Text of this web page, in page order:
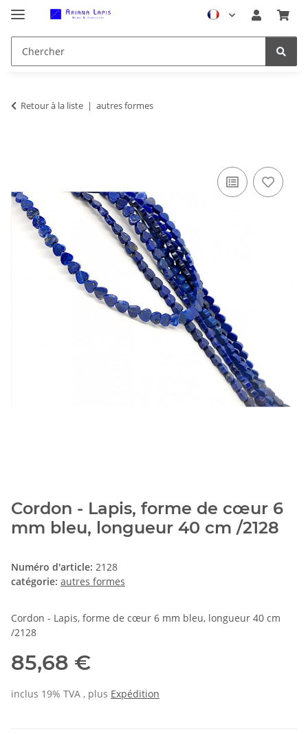
Retour à la liste autres formes
Cordon - Lapis, forme de cœur 6
mm bleu, longueur 40 cm /2128
Numéro d'article: 2128
catégorie: autres formes
Cordon - Lapis, forme de cœur 6 mm bleu, longueur 40 cm
/2128
85,68 €
inclus 19% TVA , plus Expédition